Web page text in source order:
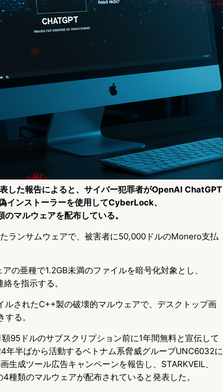
た報告によると、サイバー犯罪者がOpenAI ChatGPT
ンストーラーを使用してCyberLock、
マルウェアを配布している。
ランサムウェアで、被害者に50,000ドルのMonero支払
の亜種で1.2GB未満のファイルを暗号化対象とし、
を指示する。
されたC++製の破壊的マルウェアで、デスクトップ画
る。
95ドルのサブスクリプション前に1年間無料と宣伝して
半ばから活動するベトナム系脅威グループUNC6032に
生成ツール広告キャンペーンを報告し、STARKVEIL、
種類のマルウェアが配布されていると発表した。